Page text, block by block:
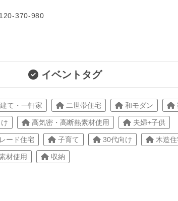
370-980
イベントタグ
て・一軒家 二世帯住宅 和モダン
高気密・高断熱素材使用 夫婦+子供
ード住宅 子育て 30代向け 木造
材使用 収納